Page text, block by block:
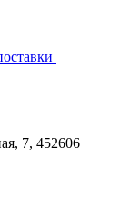
7, 452606